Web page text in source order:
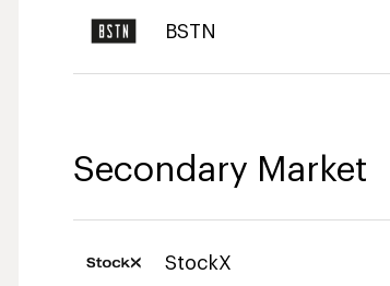
BSTN
Secondary Market
StockX